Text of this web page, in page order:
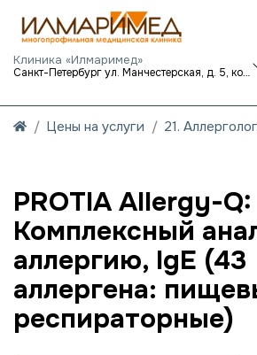
Клиника «Илмаримед»
Санкт-Петербург ул. Манчестерская, д. 5, корп. 1
Цены на услуги 21.
PROTIA Allergy-Q:
Комплексный
аллергию, IgE (43
аллергена:
респираторные)